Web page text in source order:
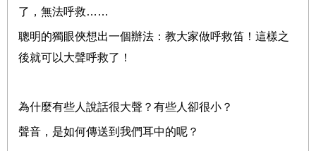
了，無法呼救……
聰明的獨眼俠想出一個辦法：教大家做呼救笛！這樣之
後就可以大聲呼救了！
為什麼有些人說話很大聲？有些人卻很小？
聲音，是如何傳送到我們耳中的呢？